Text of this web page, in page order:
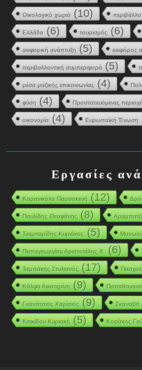
Οικολογικό χωριό (10)
Ελλάδα (6) τουρισμός (6)
αειφορική ανάπτυξη (5) αειφόρος
περιβαλλοντική συμπεριφορά (5)
μέσα μαζικής επικοινωνίας (4)
φύση (4) Προστατευόμενες
οικονομία (4) Ευρωπαϊκή Ένωση
Εργασίες
Καρανικόλα Παρασκευή(12)
Παυλίδης Θεοφάνης(8)
Τσεμπερίδης Κυριάκος(5)
Παπαγεωργίου Αριστοτέλης Χ.(6)
Ταμπάκης Στυλιανός(17)
Κάλφα Αικατερίνη(9)
Γκανάτσιος Χαρίσιος(9) Σκαναβή
Κιτικίδου Κυριακή(5) Κοράκης